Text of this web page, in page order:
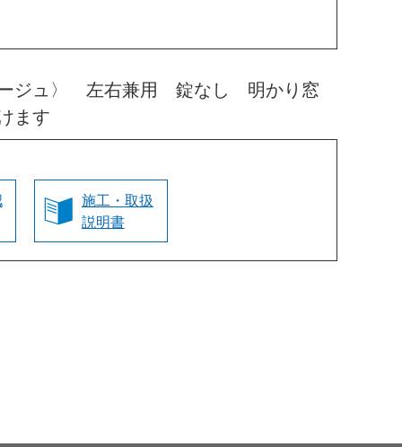
ジュ〉 左右兼用 錠なし 明かり窓
ます
施工・取扱
説明書